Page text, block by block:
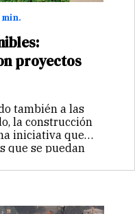
min.
proyectos
también a las
la construcción
iniciativa que
que se puedan
no es ajeno…